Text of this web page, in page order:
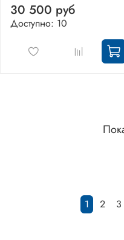
30 500 руб
Доступно: 10
1 2 3